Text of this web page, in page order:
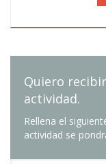
vídeo con ia.
• Lección 7:
Módulo 4:
sonora con ia
horas)
• Lección 8:
• Lección 9:
sonido con ia
Quiero
actividad.
Rellena el
actividad se